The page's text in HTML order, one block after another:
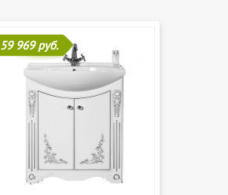
59 969 руб.